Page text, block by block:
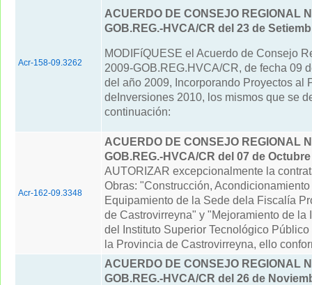
Acr-158-09.3262
ACUERDO DE CONSEJO REGIONAL
GOB.REG.-HVCA/CR del 23 de
MODIFíQUESE el Acuerdo de Consejo
2009-GOB.REG.HVCA/CR, de fecha 09
del año 2009, Incorporando Proyectos al
deInversiones 2010, los mismos que se
continuación:
Acr-162-09.3348
ACUERDO DE CONSEJO REGIONAL
GOB.REG.-HVCA/CR del 07 de
AUTORIZAR excepcionalmente la
Obras: "Construcción, Acondicionamiento
Equipamiento de la Sede dela Fiscalía
de Castrovirreyna" y "Mejoramiento de la
del Instituto Superior Tecnológico
la Provincia de Castrovirreyna, ello
ACUERDO DE CONSEJO REGIONAL
GOB.REG.-HVCA/CR del 26 de